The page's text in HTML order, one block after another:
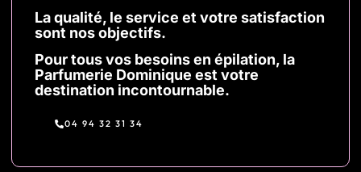
La qualité, le service et votre satisfaction
sont nosobjectifs.
Pour tous vos besoins en épilation, la
Parfumerie Dominique est votre
destination incontournable.
04 94 32 31 34